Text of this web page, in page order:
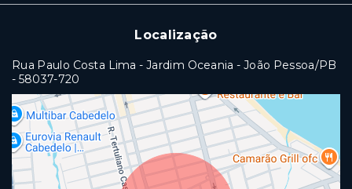
Localização
Rua Paulo Costa Lima - Jardim Oceania - João Pessoa/PB
- 58037-720